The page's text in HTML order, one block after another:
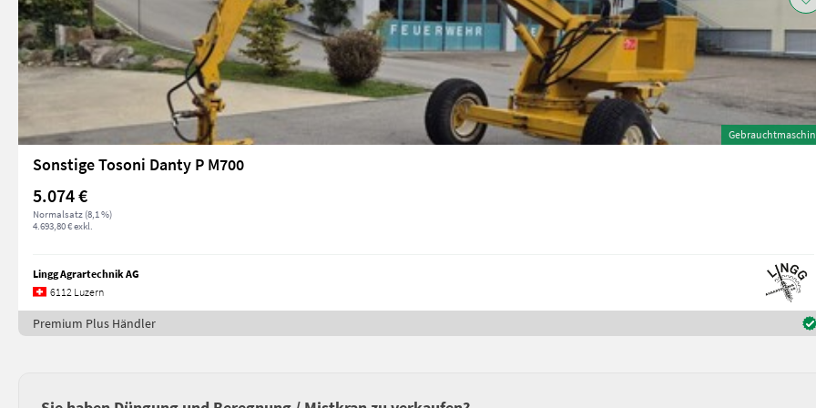
Sonstige Tosoni Danty P M700
5.074 €
Normalsatz (8,1 %)
4.693,80 € exkl.
Lingg Agrartechnik AG
6112 Luzern
Premium Plus Händler